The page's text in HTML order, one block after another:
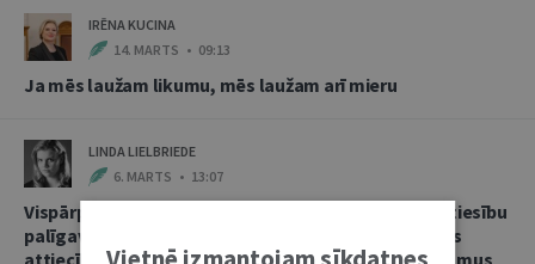
IRĒNA KUCINA
14. MARTS • 09:13
Ja mēs laužam likumu, mēs laužam arī mieru
LINDA LIELBRIEDE
6. MARTS • 13:07
Vispārpieņemtās starptautiskās banku prakses kā tiesību
palīgavota vieta un loma kredītiestāžu savstarpējās
attiecībās, sniedzot korespondentbanku pakalpojumus